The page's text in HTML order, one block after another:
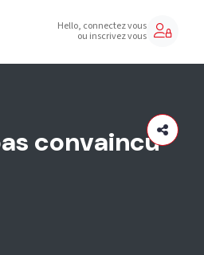
Hello, connectez vous
ou inscrivez vous
convaincu